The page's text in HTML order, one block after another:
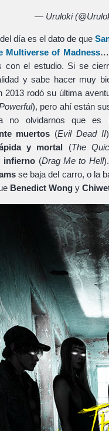
— Uruloki
día es el dato de que
Multiverse of Madness…
con el estudio. Si se
y sabe hacer muy
2013 rodó su última
), pero ahí están
no olvidarnos que es
muertos (Evil Dead II
y mortal (The
infierno (Drag Me to Hell
se baja del carro, o la
Benedict Wongy